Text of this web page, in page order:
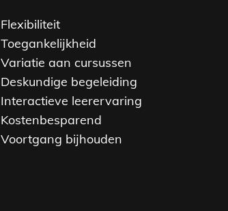
Flexibiliteit
Toegankelijkheid
Variatie aan cursussen
Deskundige begeleiding
Interactieve leerervaring
Kostenbesparend
Voortgang bijhouden